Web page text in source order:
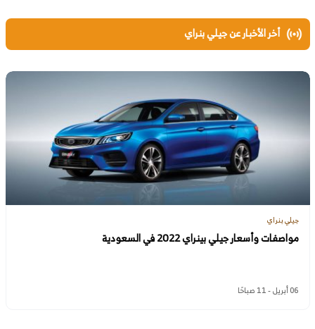
أخر الأخبار عن جيلي بنراي
جيلي بنراي
مواصفات وأسعار جيلي بينراي 2022 في السعودية
06 أبريل - 11 صباحًا